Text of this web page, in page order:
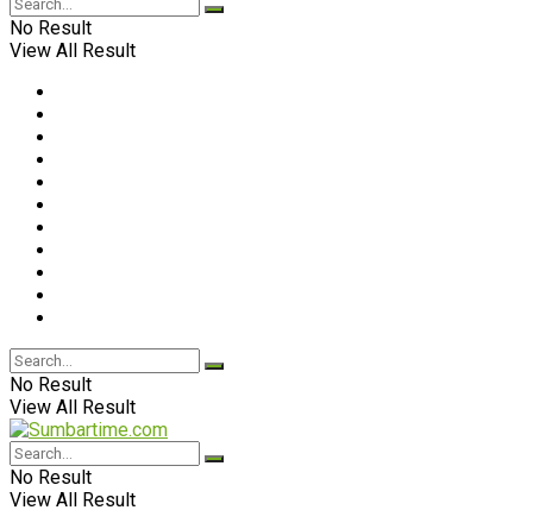
No Result
View All Result
No Result
View All Result
No Result
View All Result